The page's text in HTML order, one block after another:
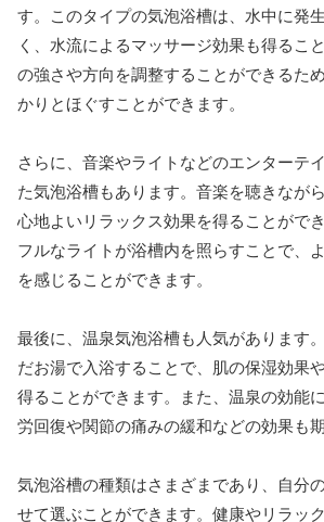
す。このタイプの気泡浴槽は、水中に発
く、水流によるマッサージ効果も得るこ
の強さや方向を調整することができるた
かりとほぐすことができます。
さらに、音楽やライトなどのエンターテ
た気泡浴槽もあります。音楽を聴きなが
心地よいリラックス効果を得ることがで
フルなライトが浴槽内を照らすことで、
を感じることができます。
最後に、温泉気泡浴槽も人気があります
だお湯で入浴することで、肌の保湿効果
得ることができます。また、温泉の効能
労回復や関節の痛みの緩和などの効果も
気泡浴槽の種類はさまざまであり、自分
せて選ぶことができます。健康やリラッ